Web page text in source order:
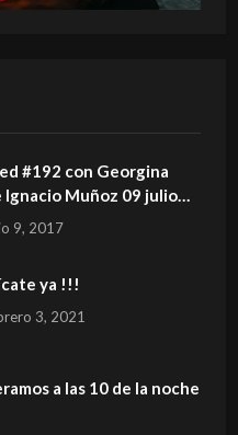
#192 con Georgina
Ignacio Muñoz 09 julio
9, 2017
ya !!!
3, 2021
a las 10 de la noche